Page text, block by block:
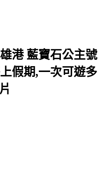
港 藍寶石公主號
假期,一次可遊多